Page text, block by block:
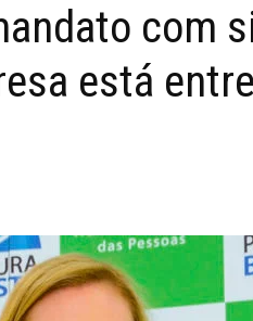
com
está